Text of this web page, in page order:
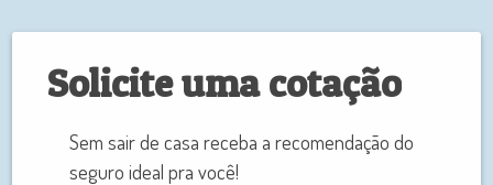
Solicite uma cotação
Sem sair de casa receba a recomendação do
seguro ideal pra você!